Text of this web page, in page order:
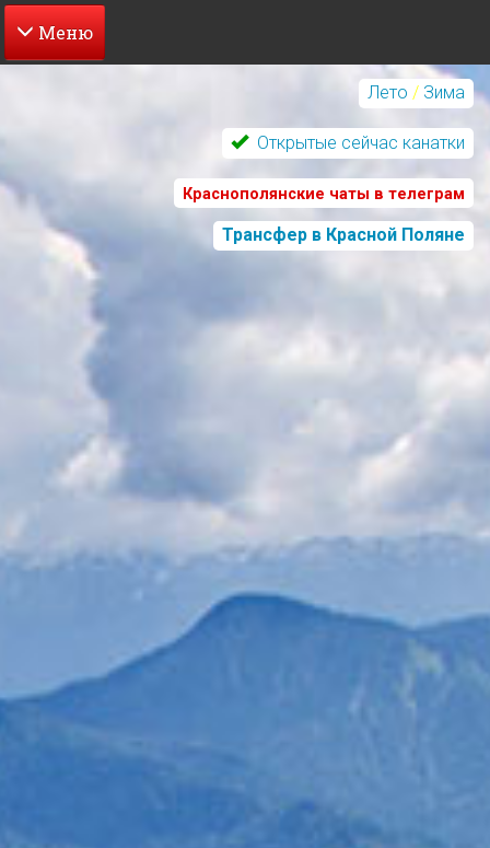
Перейти
содержанию
Лето / Зима
Открытые сейчас канатки
Краснополянские чаты в телеграм
Трансфер в Красной Поляне